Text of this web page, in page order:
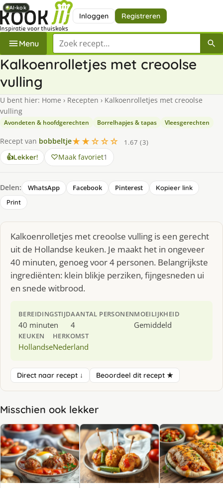
Inloggen Registreren
Menu Zoek een recept
Kalkoenrolletjes met creoolse
vulling
U bent hier: Home › Recepten › Kalkoenrolletjes met creoolse
vulling
Avondeten & hoofdgerechten Borrelhapjes & tapas Vleesgerechten
Recept van bobbeltje★★☆☆☆
1.67 (3)
👍Lekker! Maak favoriet1
Delen: WhatsApp Facebook Pinterest
Kopieer link
Print
Kalkoenrolletjes met creoolse vulling is een gerecht
uit de Hollandse keuken. Je maakt het in ongeveer
40 minuten, genoeg voor 4 personen. Belangrijkste
ingrediënten: klein blikje perziken, fijngesneden ui
en snede witbrood.
BEREIDINGSTIJD
40 minuten
AANTAL PERSONEN
4
MOEILIJKHEID
Gemiddeld
KEUKEN
Hollandse
HERKOMST
Nederland
Direct naar recept ↓ Beoordeel dit recept ★
Misschien ook lekker
AI-kok
AI-kok
AI-kok
AI-kok
AI-kok